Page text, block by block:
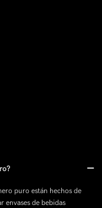
puro están hechos de
envases de bebidas